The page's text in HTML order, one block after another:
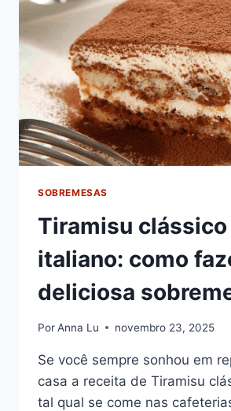
SOBREMESAS
Tiramisu clássico
italiano: como
deliciosa
PorAnna Lu novembro 23, 2025
Se você sempre sonhou em
casa a receita de Tiramisu
tal qual se come nas